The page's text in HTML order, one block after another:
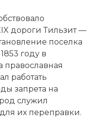
дороги Тильзит —
поселка
году в
православная
работать
запрета на
служил
их переправки.